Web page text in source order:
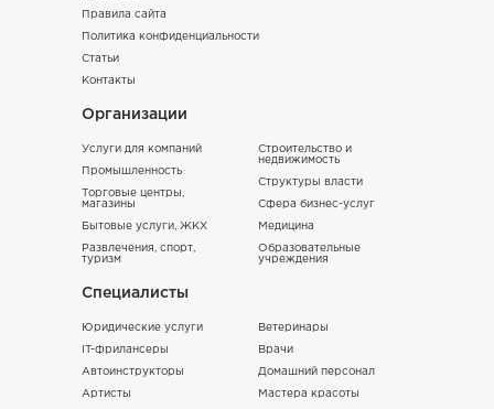
Правила сайта
Политика конфиденциальности
Статьи
Контакты
Организации
Услуги для компаний
Промышленность
Торговые центры,
магазины
Бытовые услуги, ЖКХ
Развлечения, спорт,
туризм
Строительство и
недвижимость
Структуры власти
Сфера бизнес-услуг
Медицина
Образовательные
учреждения
Специалисты
Юридические услуги
IT-фрилансеры
Автоинструкторы
Артисты
Ветеринары
Врачи
Домашний персонал
Мастера красоты